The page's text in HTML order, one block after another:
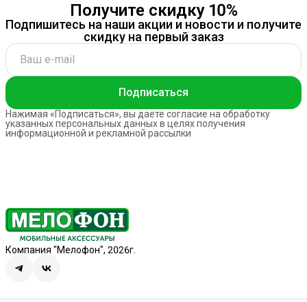
Получите скидку 10%
Подпишитесь на наши акции и новости и получите
скидку на первый заказ
Подписаться
Нажимая «Подписаться», вы даете согласие на обработку
указанных персональных данных в целях получения
информационной и рекламной рассылки
Компания "Мелофон", 2026г.